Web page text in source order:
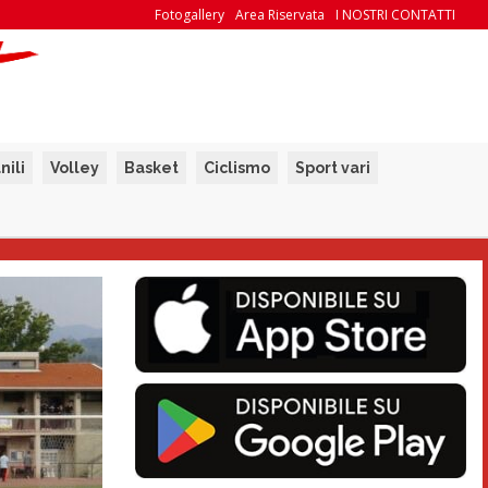
I NOSTRI CONTATTI
Area Riservata
Fotogallery
Volley Basket Ciclismo Sport vari